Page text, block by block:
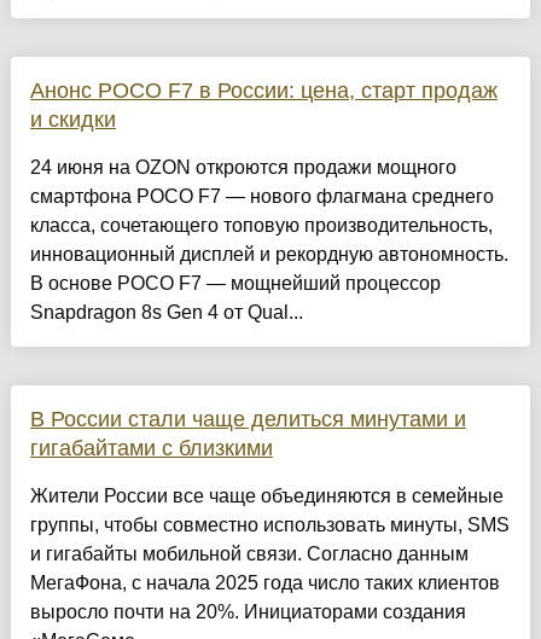
Анонс POCO F7 в России: цена, старт продаж
и скидки
24 июня на OZON откроются продажи мощного
смартфона POCO F7 — нового флагмана среднего
класса, сочетающего топовую производительность,
инновационный дисплей и рекордную автономность.
В основе POCO F7 — мощнейший процессор
Snapdragon 8s Gen 4 от Qual...
В России стали чаще делиться минутами и
гигабайтами с близкими
Жители России все чаще объединяются в семейные
группы, чтобы совместно использовать минуты, SMS
и гигабайты мобильной связи. Согласно данным
МегаФона, с начала 2025 года число таких клиентов
выросло почти на 20%. Инициаторами создания